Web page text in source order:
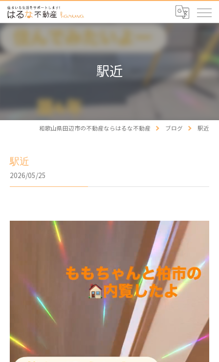
駅近
和歌山県田辺市の不動産ならはるな不動産 ブログ 駅近
駅近
2026/05/25